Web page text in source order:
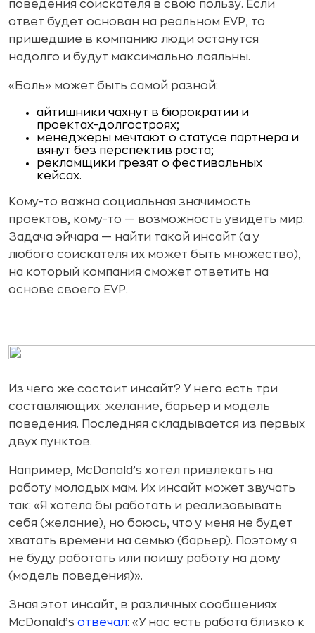
поведения соискателя в свою пользу. Если
ответ будет основан на реальном EVP, то
пришедшие в компанию люди останутся
надолго и будут максимально лояльны.
«Боль» может быть самой разной:
айтишники чахнут в бюрократии и
проектах-долгостроях;
менеджеры мечтают о статусе партнера и
вянут без перспектив роста;
рекламщики грезят о фестивальных
кейсах.
Кому-то важна социальная значимость
проектов, кому-то — возможность увидеть мир.
Задача эйчара — найти такой инсайт (а у
любого соискателя их может быть множество),
на который компания сможет ответить на
основе своего EVP.
Из чего же состоит инсайт? У него есть три
составляющих: желание, барьер и модель
поведения. Последняя складывается из первых
двух пунктов.
Например, McDonald’s хотел привлекать на
работу молодых мам. Их инсайт может звучать
так: «Я хотела бы работать и реализовывать
себя (желание), но боюсь, что у меня не будет
хватать времени на семью (барьер). Поэтому я
не буду работать или поищу работу на дому
(модель поведения)».
Зная этот инсайт, в различных сообщениях
McDonald’s отвечал: «У нас есть работа близко к